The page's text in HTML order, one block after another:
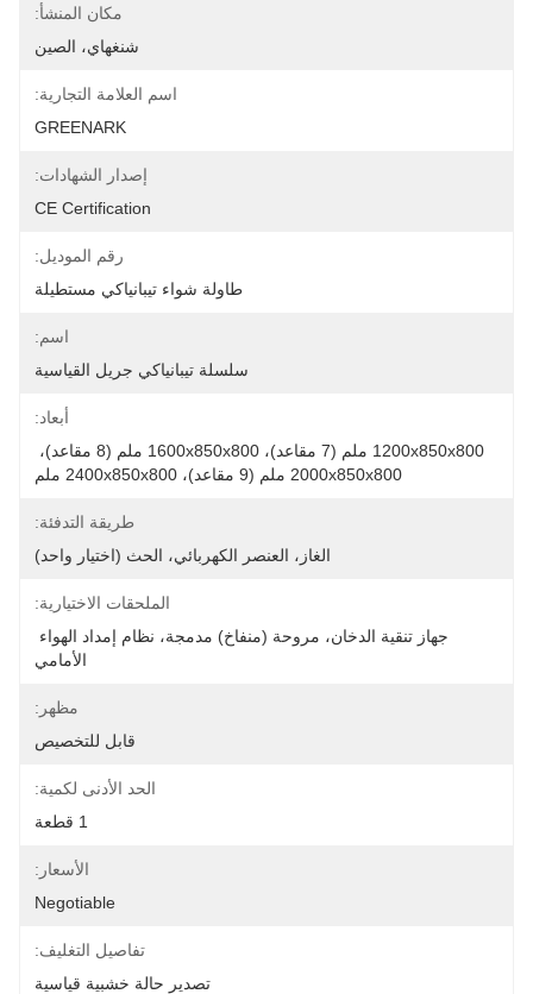
مكان المنشأ:
شنغهاي، الصين
اسم العلامة التجارية:
GREENARK
إصدار الشهادات:
CE Certification
رقم الموديل:
طاولة شواء تيبانياكي مستطيلة
اسم:
سلسلة تيبانياكي جريل القياسية
أبعاد:
2000x850x800 ملم (9 مقاعد)، 2400x850x800 ملم
طريقة التدفئة:
الغاز، العنصر الكهربائي، الحث (اختيار واحد)
الملحقات الاختيارية:
الأمامي
مظهر:
قابل للتخصيص
الحد الأدنى لكمية:
1 قطعة
الأسعار:
Negotiable
تفاصيل التغليف:
تصدير حالة خشبية قياسية